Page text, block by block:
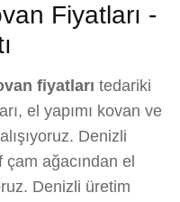
Fiyatları -
fiyatları tedariki
el yapımı kovan ve
Denizli
çam ağacından el
Denizli üretim